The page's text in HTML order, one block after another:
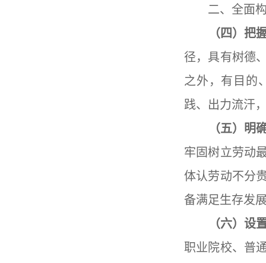
二、全面
（四）把
径，具有树德
之外，有目的
践、出力流汗
（五）明
牢固树立劳动
体认劳动不分
备满足生存发
（六）设
职业院校、普